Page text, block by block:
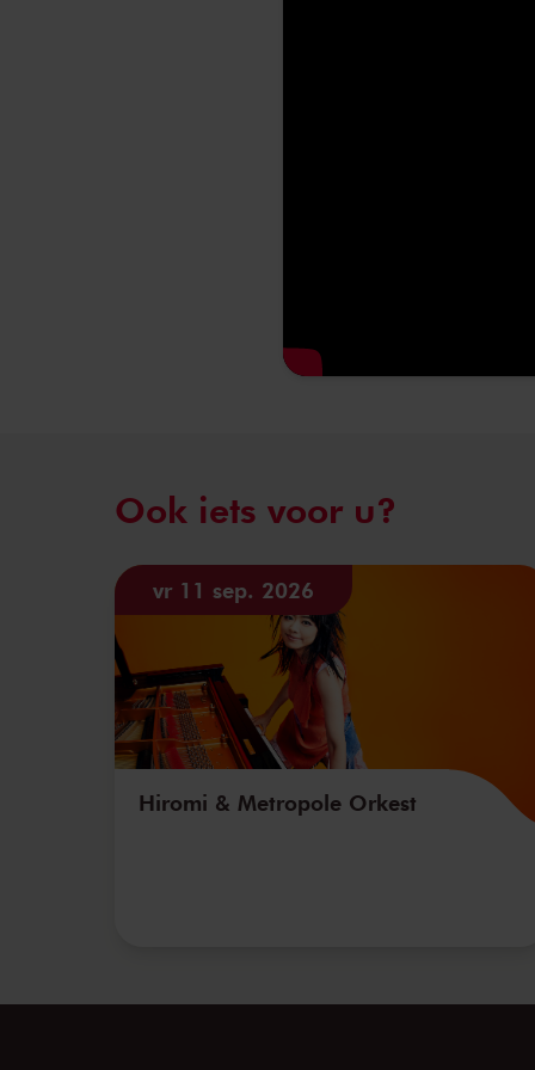
Ook iets voor u?
vr 11 sep. 2026
Hiromi & Metropole Orkest